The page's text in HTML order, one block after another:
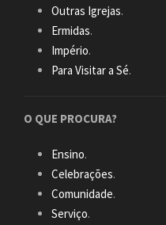
Outras Igrejas.
Ermidas.
Império.
Para Visitar a Sé.
O QUE PROCURA?
Ensino.
Celebrações.
Comunidade.
Serviço.